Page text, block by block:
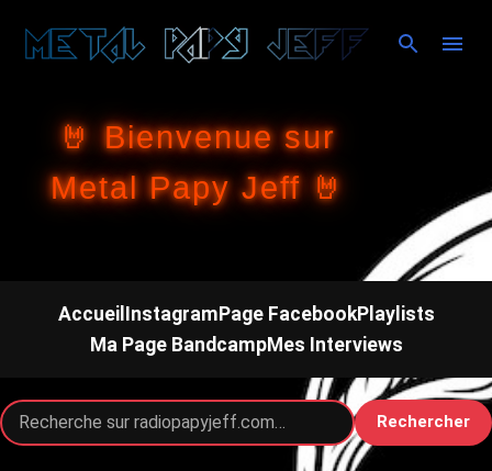
Accéder au contenu principal
🤘 Bienvenue sur
Metal Papy Jeff 🤘
Accueil InstagramPage FacebookPlaylists
Ma Page BandcampMes Interviews
Rechercher